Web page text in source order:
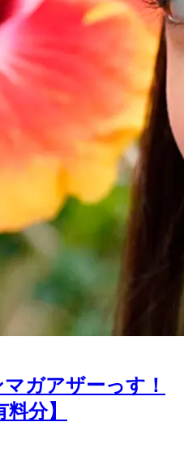
ガアザーっす！
分】